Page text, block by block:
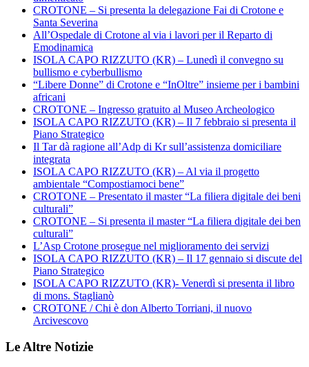
CROTONE – Si presenta la delegazione Fai di Crotone e
Santa Severina
All’Ospedale di Crotone al via i lavori per il Reparto di
Emodinamica
ISOLA CAPO RIZZUTO (KR) – Lunedì il convegno su
bullismo e cyberbullismo
“Libere Donne” di Crotone e “InOltre” insieme per i bambini
africani
CROTONE – Ingresso gratuito al Museo Archeologico
ISOLA CAPO RIZZUTO (KR) – Il 7 febbraio si presenta il
Piano Strategico
Il Tar dà ragione all’Adp di Kr sull’assistenza domiciliare
integrata
ISOLA CAPO RIZZUTO (KR) – Al via il progetto
ambientale “Compostiamoci bene”
CROTONE – Presentato il master “La filiera digitale dei beni
culturali”
CROTONE – Si presenta il master “La filiera digitale dei ben
culturali”
L’Asp Crotone prosegue nel miglioramento dei servizi
ISOLA CAPO RIZZUTO (KR) – Il 17 gennaio si discute del
Piano Strategico
ISOLA CAPO RIZZUTO (KR)- Venerdì si presenta il libro
di mons. Staglianò
CROTONE / Chi è don Alberto Torriani, il nuovo
Arcivescovo
Le Altre Notizie